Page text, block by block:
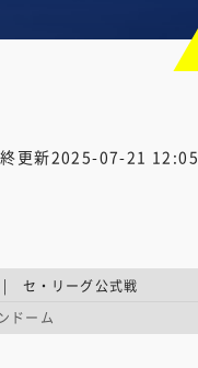
更新2025-07-21 12:05
セ・リーグ公式戦
ドーム